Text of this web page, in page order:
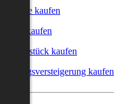
Garage kaufen
Büro kaufen
Grundstück kaufen
Zwangsversteigerung kaufen